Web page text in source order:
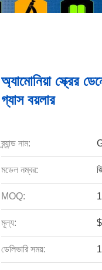
অ্যামোনিয়া স্ক্রের
গ্যাস বয়লার
ব্র্যান্ড নাম:
মডেল নম্বর:
MOQ:
মূল্য:
ডেলিভারি সময়: